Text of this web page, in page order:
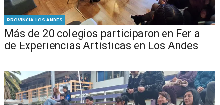
PROVINCIA LOS ANDES
Más de 20 colegios participaron en Feria
de Experiencias Artísticas en Los Andes